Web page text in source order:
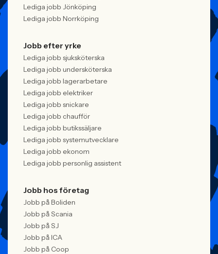
Lediga jobb Jönköping
Lediga jobb Norrköping
Jobb efter yrke
Lediga jobb sjuksköterska
Lediga jobb undersköterska
Lediga jobb lagerarbetare
Lediga jobb elektriker
Lediga jobb snickare
Lediga jobb chaufför
Lediga jobb butikssäljare
Lediga jobb systemutvecklare
Lediga jobb ekonom
Lediga jobb personlig assistent
Jobb hos företag
Jobb på Boliden
Jobb på Scania
Jobb på SJ
Jobb på ICA
Jobb på Coop